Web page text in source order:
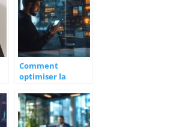
Comment
optimiser la
client avec un
chatbot sur
Instagram